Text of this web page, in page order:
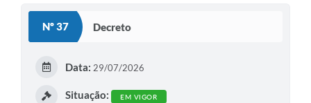
Audiências Públicas
Arquivos para Download
Contas Públicas
Nº 37 Decreto
Data: 29/07/2026
Situação: EM VIGOR